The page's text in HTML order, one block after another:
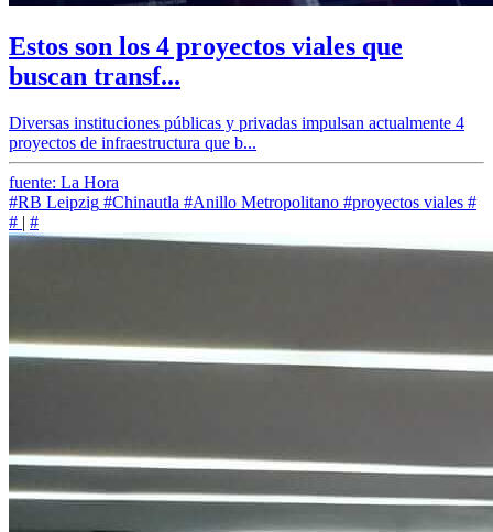
Estos son los 4 proyectos viales que
buscan transf...
Diversas instituciones públicas y privadas impulsan actualmente 4
proyectos de infraestructura que b...
fuente: La Hora
#RB Leipzig #Chinautla #Anillo Metropolitano #proyectos viales #
# | #